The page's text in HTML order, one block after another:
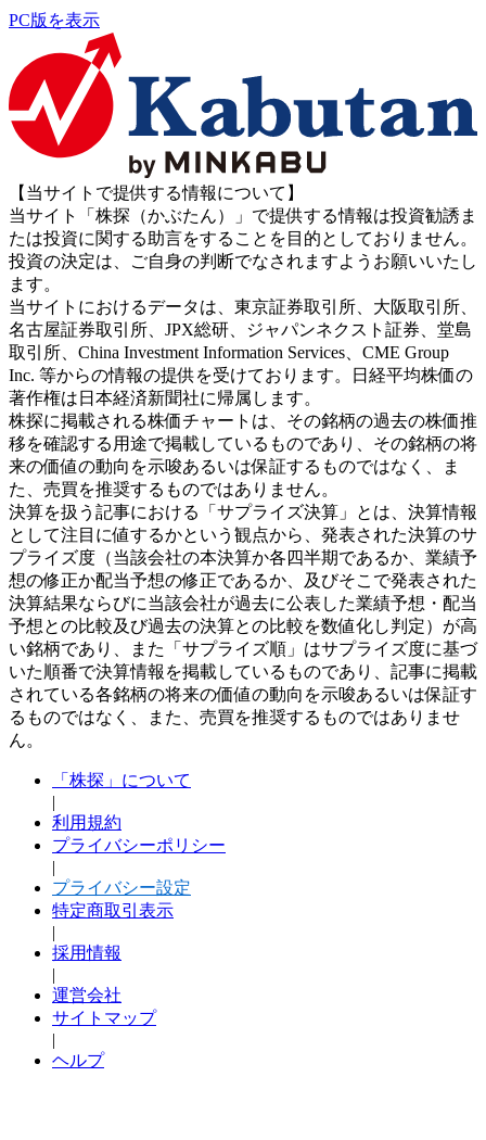
PC版を表示
【当サイトで提供する情報について】
当サイト「株探（かぶたん）」で提供する情報は投資勧誘ま
たは投資に関する助言をすることを目的としておりません。
投資の決定は、ご自身の判断でなされますようお願いいたし
ます。
当サイトにおけるデータは、東京証券取引所、大阪取引所、
名古屋証券取引所、JPX総研、ジャパンネクスト証券、堂島
取引所、China Investment Information Services、CME Group
Inc. 等からの情報の提供を受けております。日経平均株価の
著作権は日本経済新聞社に帰属します。
株探に掲載される株価チャートは、その銘柄の過去の株価推
移を確認する用途で掲載しているものであり、その銘柄の将
来の価値の動向を示唆あるいは保証するものではなく、ま
た、売買を推奨するものではありません。
決算を扱う記事における「サプライズ決算」とは、決算情報
として注目に値するかという観点から、発表された決算のサ
プライズ度（当該会社の本決算か各四半期であるか、業績予
想の修正か配当予想の修正であるか、及びそこで発表された
決算結果ならびに当該会社が過去に公表した業績予想・配当
予想との比較及び過去の決算との比較を数値化し判定）が高
い銘柄であり、また「サプライズ順」はサプライズ度に基づ
いた順番で決算情報を掲載しているものであり、記事に掲載
されている各銘柄の将来の価値の動向を示唆あるいは保証す
るものではなく、また、売買を推奨するものではありませ
ん。
「株探」について
|
利用規約
プライバシーポリシー
|
プライバシー設定
特定商取引表示
|
採用情報
|
運営会社
サイトマップ
|
ヘルプ